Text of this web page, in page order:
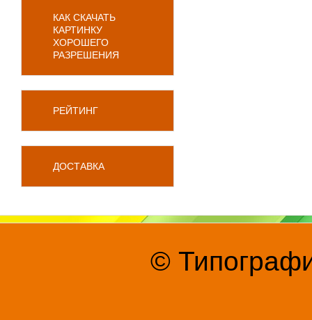
КАК СКАЧАТЬ
КАРТИНКУ
ХОРОШЕГО
РАЗРЕШЕНИЯ
РЕЙТИНГ
ДОСТАВКА
©